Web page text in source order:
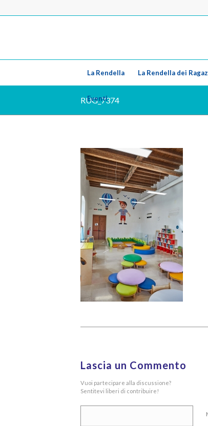
La Rendella La Rendella dei
Eventi
RUG_7374
Lascia un Commento
Vuoi partecipare alla discussione?
Sentitevi liberi di contribuire!